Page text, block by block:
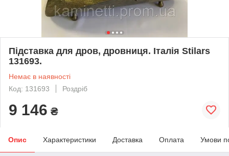
Підставка для дров, дровниця. Італія Stilars
131693.
Немає в наявності
Код: 131693
Роздріб
9 146 ₴
Опис Характеристики Доставка Оплата Умови